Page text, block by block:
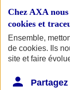
Chez AXA
cookies et
Ensemble,
de cookies. Ils
site et faire